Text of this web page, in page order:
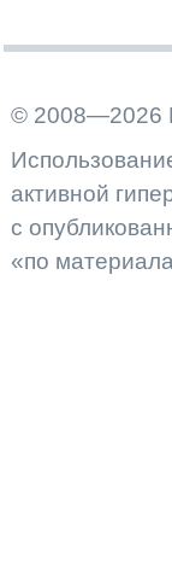
© 2008—2026
активной
с
«по